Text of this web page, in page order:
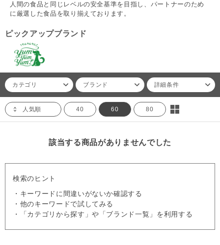
人間の食品と同じレベルの安全基準を目指し、パートナーのため
に厳選した食品を取り揃えております。
ピックアップブランド
カテゴリ ブランド 詳細条件
人気順 40 60 80
該当する商品がありませんでした
検索のヒント
・キーワードに間違いがないか確認する
・他のキーワードで試してみる
・「カテゴリから探す」や「ブランド一覧」を利用する